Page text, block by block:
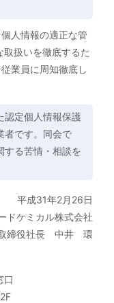
人情報の適正な管
扱いを徹底するた
業員に周知徹底し
認定個人情報保護
者です。同会で
する苦情・相談を
平成31年2月26日
ドケミカル株式会社
締役社長 中井 環
口